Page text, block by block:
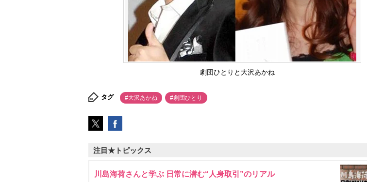
劇団ひとりと大沢あかね
タグ #大沢あかね #劇団ひとり
注目★トピックス
川島海荷さんと学ぶ 日常に潜む“人身取引”のリアル